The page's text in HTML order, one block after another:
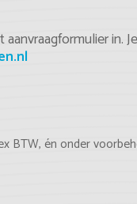
in.
BTW, én onder